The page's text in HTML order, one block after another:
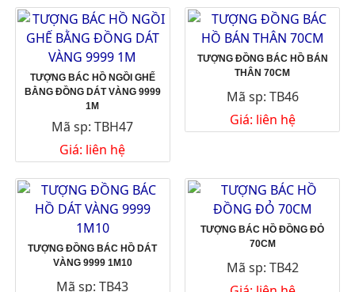
TƯỢNG BÁC HỒ NGỒI GHẾ
BẰNG ĐỒNG DÁT VÀNG 9999
1M
Mã sp: TBH47
Giá: liên hệ
TƯỢNG ĐỒNG BÁC HỒ BÁN
THÂN 70CM
Mã sp: TB46
Giá: liên hệ
TƯỢNG ĐỒNG BÁC HỒ DÁT
VÀNG 9999 1M10
Mã sp: TB43
TƯỢNG BÁC HỒ ĐỒNG ĐỎ
70CM
Mã sp: TB42